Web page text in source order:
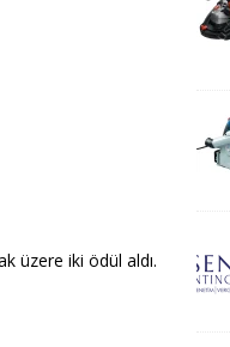
üzere iki ödül aldı.